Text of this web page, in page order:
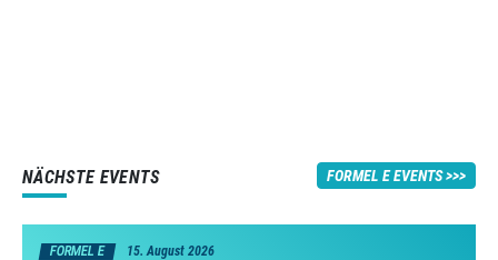
NÄCHSTE EVENTS FORMEL E EVENTS
FORMEL E 15. August 2026